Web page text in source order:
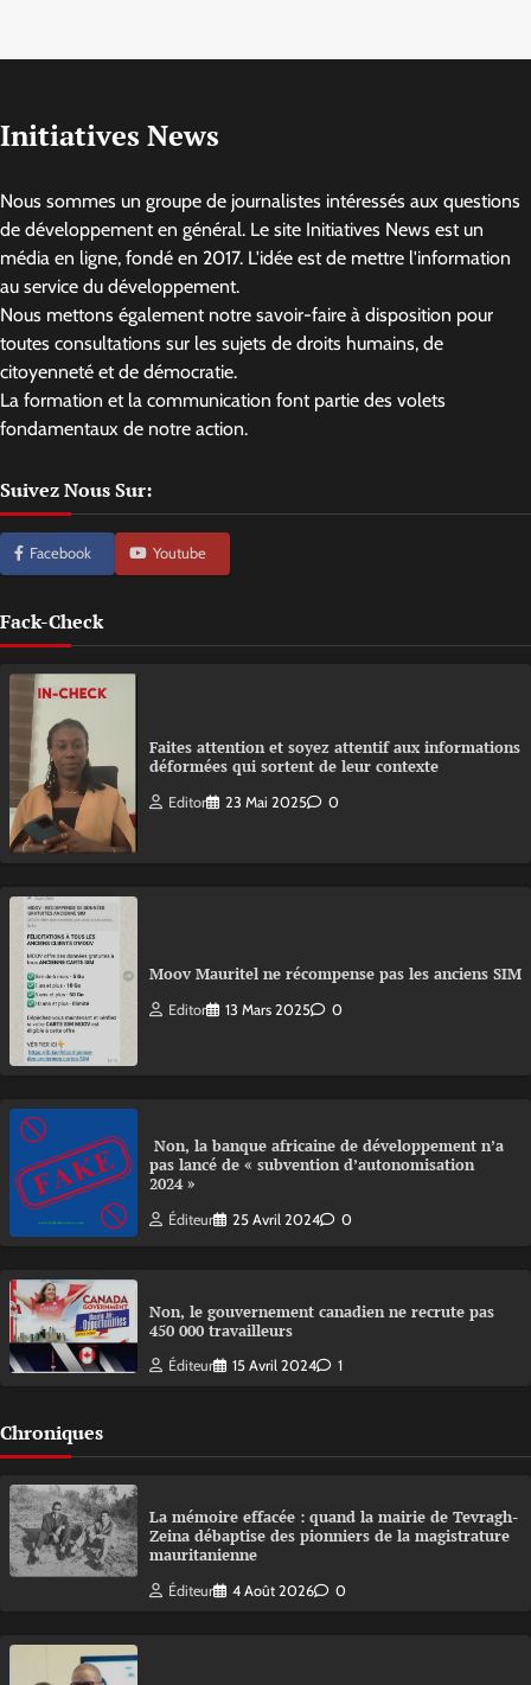
Initiatives News
Nous sommes un groupe de journalistes intéressés aux questions
de développement en général. Le site Initiatives News est un
média en ligne, fondé en 2017. L'idée est de mettre l'information
au service du développement.
Nous mettons également notre savoir-faire à disposition pour
toutes consultations sur les sujets de droits humains, de
citoyenneté et de démocratie.
La formation et la communication font partie des volets
fondamentaux de notre action.
Suivez Nous Sur:
Facebook Youtube
Fack-Check
Faites attention et soyez attentif aux informations
déformées qui sortent de leur contexte
Editor 23 Mai 2025 0
Moov Mauritel ne récompense pas les anciens SIM
Editor 13 Mars 2025 0
Non, la banque africaine de développement n’a
pas lancé de « subvention d’autonomisation
2024 »
Éditeur 25 Avril 2024 0
Non, le gouvernement canadien ne recrute pas
450 000 travailleurs
Éditeur 15 Avril 2024 1
Chroniques
La mémoire effacée : quand la mairie de Tevragh-
Zeina débaptise des pionniers de la magistrature
mauritanienne
Éditeur 4 Août 2026 0